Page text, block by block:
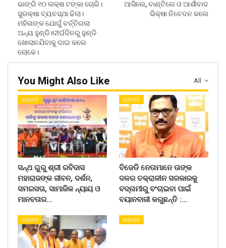
ଭାଙ୍ଗି ୧୦ ଲକ୍ଷ ଟଙ୍କା ଚୋରି।
ସୁରକ୍ଷା ବ୍ୟବସ୍ଥା ଢିଲା।
ମହିଳାଙ୍କ ଯୋଗୁଁ ବର୍ତ୍ତିଗଲା
ଅନ୍ୟ ହୁଣ୍ଡି।ଦୀର୍ଘଦିନରୁ ହୁଣ୍ଡି
ଖୋଲାନଯିବାକୁ ଦାଇ କଲେ
ଲୋକେ।
ଆସିଲେ, ବାଣ୍ଟିଲେ ଓ ଆର୍ଶୀବାଦ
ଭିକ୍ଷା ନିବେଦନ କଲେ
All
You Might Also Like
ରାଜନୀତି
ସନ୍ଥ ଗୁରୁ ଶ୍ରୀ ରବିଦାସ
ମହାରାଜଙ୍କ ଜୀବନ, ଦର୍ଶନ,
ସମରସତା, ସାମାଜିକ ନ୍ୟାୟ ଓ
ମାନବତାର…
ରାଜନୀତି
ବିଜେଡି ନେତାମାନେ ତାଙ୍କ
ଦଳର ତକ୍ରାଳୀନ ସରକାରକୁ
ବଦ୍ନାମୀରୁ ବଂଚାଇବା ପାଇଁ
ବୟାନବାଜୀ କରୁଛନ୍ତି :…
ରାଜନୀତି ରାଜନୀତି